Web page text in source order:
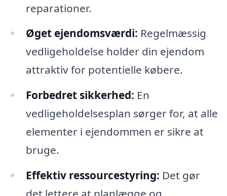
reparationer.
Øget ejendomsværdi: Regelmæssig
vedligeholdelse holder din ejendom
attraktiv for potentielle købere.
Forbedret sikkerhed: En
vedligeholdelsesplan sørger for, at alle
elementer i ejendommen er sikre at
bruge.
Effektiv ressourcestyring: Det gør